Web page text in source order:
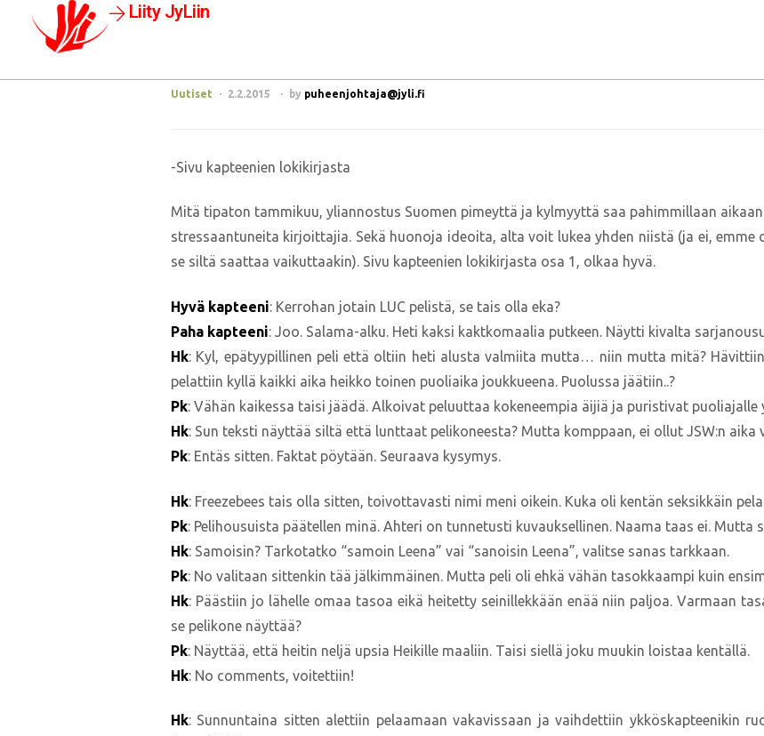
Liity JyLiin
Uutiset 2.2.2015 by puheenjohtaja@jyli.fi
-Sivu kapteenien lokikirjasta
Mitä tipaton tammikuu, yliannostus Suomen pimeyttä ja kylmyyttä saa pahimmillaan
stressaantuneita kirjoittajia. Sekä huonoja ideoita, alta voit lukea yhden niistä (ja ei, emme
se siltä saattaa vaikuttaakin). Sivu kapteenien lokikirjasta osa 1, olkaa hyvä.
Hyvä kapteeni: Kerrohan jotain LUC pelistä, se tais olla eka?
Paha kapteeni: Joo. Salama-alku. Heti kaksi kaktkomaalia putkeen. Näytti kivalta
Hk: Kyl, epätyypillinen peli että oltiin heti alusta valmiita mutta… niin mutta mitä?
pelattiin kyllä kaikki aika heikko toinen puoliaika joukkueena. Puolussa jäätiin..?
Pk: Vähän kaikessa taisi jäädä. Alkoivat peluuttaa kokeneempia äijiä ja puristivat puoliajalle
Hk: Sun teksti näyttää siltä että lunttaat pelikoneesta? Mutta komppaan, ei ollut JSW:n aika
Pk: Entäs sitten. Faktat pöytään. Seuraava kysymys.
Hk: Freezebees tais olla sitten, toivottavasti nimi meni oikein. Kuka oli kentän seksikkäin
Pk: Pelihousuista päätellen minä. Ahteri on tunnetusti kuvauksellinen. Naama taas ei. Mutta
Hk: Samoisin? Tarkotatko “samoin Leena” vai “sanoisin Leena”, valitse sanas tarkkaan.
Pk: No valitaan sittenkin tää jälkimmäinen. Mutta peli oli ehkä vähän tasokkaampi kuin
Hk: Päästiin jo lähelle omaa tasoa eikä heitetty seinillekkään enää niin paljoa. Varmaan
se pelikone näyttää?
Pk: Näyttää, että heitin neljä upsia Heikille maaliin. Taisi siellä joku muukin loistaa kentällä.
Hk: No comments, voitettiin!
Hk: Sunnuntaina sitten alettiin pelaamaan vakavissaan ja vaihdettiin ykköskapteenikin